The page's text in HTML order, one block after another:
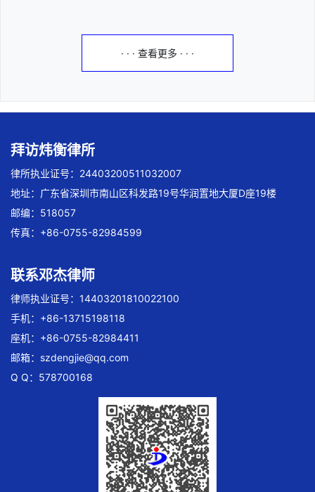
· · · 查看更多 · · ·
拜访炜衡律所
律所执业证号：24403200511032007
地址：广东省深圳市南山区科发路19号华润置地大厦D座19楼
邮编：518057
传真：+86-0755-82984599
联系邓杰律师
律师执业证号：14403201810022100
手机：+86-13715198118
座机：+86-0755-82984411
邮箱： szdengjie@qq.com
Q Q：578700168